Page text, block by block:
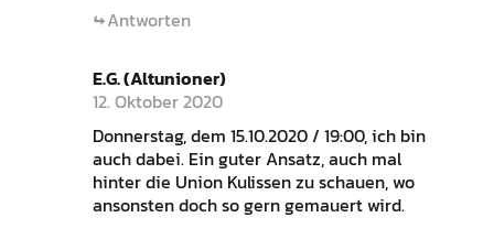
Antworten
E.G. (Altunioner)
12. Oktober 2020
Donnerstag, dem 15.10.2020 / 19:00, ich bin
auch dabei. Ein guter Ansatz, auch mal
hinter die Union Kulissen zu schauen, wo
ansonsten doch so gern gemauert wird.